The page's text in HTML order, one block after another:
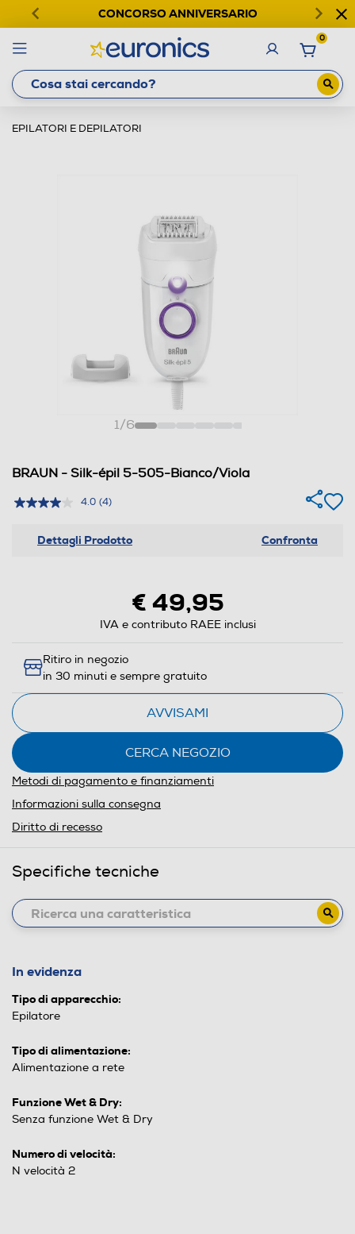
CONCORSO ANNIVERSARIO
0
EPILATORI E DEPILATORI
1/6
BRAUN - Silk-épil 5-505-Bianco/Viola
4.0 (4)
Dettagli Prodotto Confronta
€ 49,95
IVA e contributo RAEE inclusi
Ritiro in negozio
in 30 minuti e sempre gratuito
AVVISAMI
CERCA NEGOZIO
Metodi di pagamento e finanziamenti
Informazioni sulla consegna
Diritto di recesso
Specifiche tecniche
In evidenza
Tipo di apparecchio:
Epilatore
Tipo di alimentazione:
Alimentazione a rete
Funzione Wet & Dry:
Senza funzione Wet & Dry
Numero di velocità:
N velocità 2